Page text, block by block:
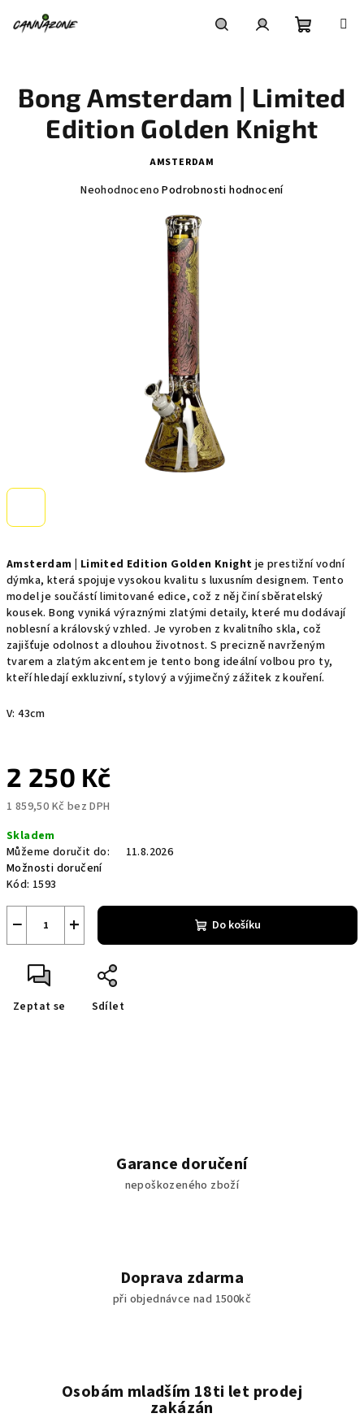
košík
Amsterdam | Limited Edition Golden Knightje prestižní vodní
dýmka, která spojuje vysokou kvalitu s luxusním designem. Tento
model je součástí limitované edice, což z něj činí sběratelský
kousek. Bong vyniká výraznými zlatými detaily, které mu dodávají
noblesní a královský vzhled. Je vyroben z kvalitního skla, což
zajišťuje odolnost a dlouhou životnost. S precizně navrženým
tvarem a zlatým akcentem je tento bong ideální volbou pro ty,
kteří hledají exkluzivní, stylový a výjimečný zážitek z kouření.
V: 43cm
2 250 Kč
1 859,50 Kč bez DPH
cena:
Skladem
Můžeme doručit do:
11.8.2026
Možnosti doručení
Kód: 1593
+
− Do košíku
Zeptat se Sdílet
Bong Amsterdam | Limited
Edition Golden Knight
AMSTERDAM
Neohodnoceno Podrobnosti hodnocení
Garance doručení
nepoškozeného zboží
Doprava zdarma
při objednávce nad 1500kč
Osobám mladším 18ti let prodej
zakázán